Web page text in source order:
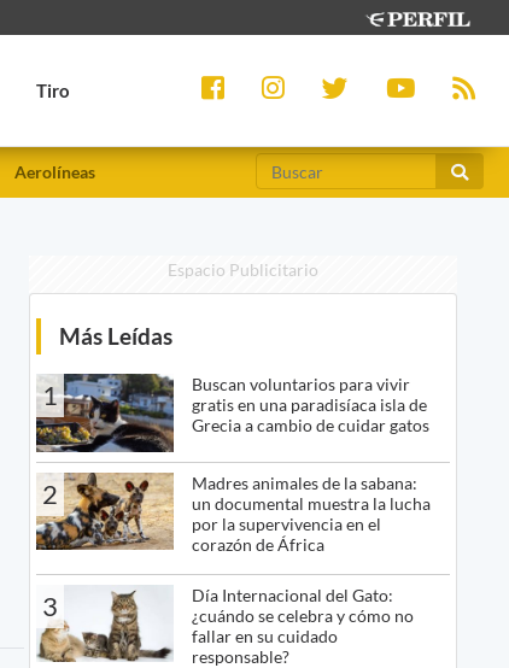
Tiro
Aerolíneas
Espacio Publicitario
Más Leídas
1
Buscan voluntarios para vivir
gratis en una paradisíaca isla de
Grecia a cambio de cuidar gatos
2
Madres animales de la sabana:
un documental muestra la lucha
por la supervivencia en el
corazón de África
3
Día Internacional del Gato:
¿cuándo se celebra y cómo no
fallar en su cuidado
responsable?